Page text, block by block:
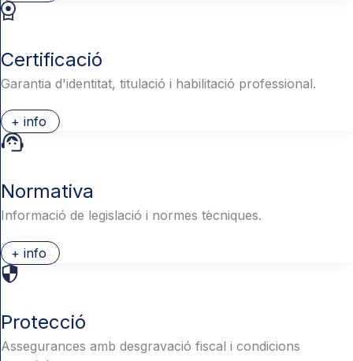
Certificació
Garantia d'identitat, titulació i habilitació professional.
+ info
Normativa
Informació de legislació i normes tècniques.
+ info
Protecció
Assegurances amb desgravació fiscal i condicions